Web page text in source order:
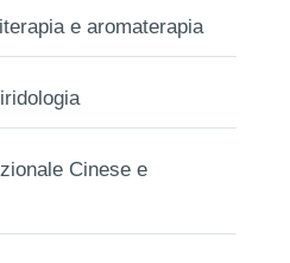
e aromaterapia
Cinese e